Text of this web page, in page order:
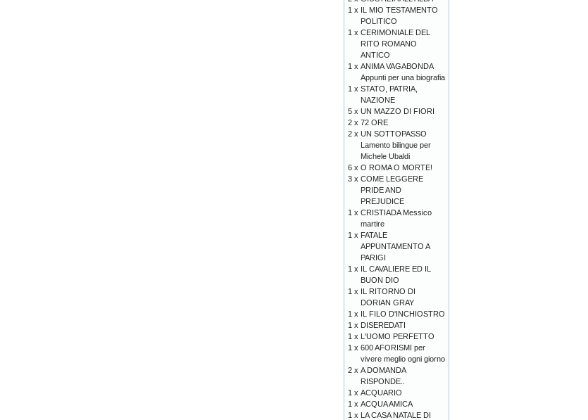
1 x IL MIO TESTAMENTO
POLITICO
1 x CERIMONIALE DEL
RITO ROMANO
ANTICO
1 x ANIMA VAGABONDA
Appunti per una biografia
1 x STATO, PATRIA,
NAZIONE
5 x UN MAZZO DI FIORI
2 x 72 ORE
2 x UN SOTTOPASSO
Lamento bilingue per
Michele Ubaldi
6 x O ROMA O MORTE!
3 x COME LEGGERE
PRIDE AND
PREJUDICE
1 x CRISTIADA Messico
martire
1 x FATALE
APPUNTAMENTO A
PARIGI
1 x IL CAVALIERE ED IL
BUON DIO
1 x IL RITORNO DI
DORIAN GRAY
1 x IL FILO D'INCHIOSTRO
1 x DISEREDATI
1 x L'UOMO PERFETTO
1 x 600 AFORISMI per
vivere meglio ogni giorno
2 x A DOMANDA
RISPONDE..
1 x ACQUARIO
1 x ACQUA AMICA
1 x LA CASA NATALE DI